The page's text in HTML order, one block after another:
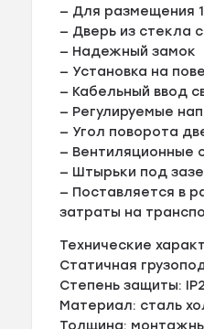
— Для размещения
— Дверь из стекла
— Надежный замок
— Установка на
— Кабельный ввод
— Регулируемые
— Угол поворота
— Вентиляционные
— Штырьки под
— Поставляется в
затраты на
Технические
Статичная
Степень защиты:
Материал: сталь
Толщина: